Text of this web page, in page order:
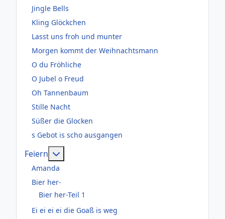
Jingle Bells
Kling Glöckchen
Lasst uns froh und munter
Morgen kommt der Weihnachtsmann
O du Fröhliche
O Jubel o Freud
Oh Tannenbaum
Stille Nacht
Süßer die Glocken
s Gebot is scho ausgangen
Feiern
Amanda
Bier her-
Bier her-Teil 1
Ei ei ei ei die Goaß is weg